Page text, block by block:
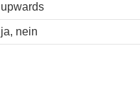
upwards
ja, nein